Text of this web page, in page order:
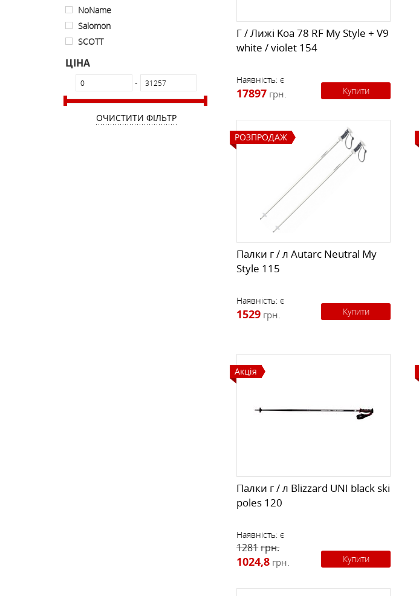
NoName
Salomon
SCOTT
ЦІНА
-
ОЧИСТИТИ ФІЛЬТР
Г / Лижі Koa 78 RF My Style + V9
white / violet 154
Наявність: є
17897 грн. Купити
РОЗПРОДАЖ
Палки г / л Autarc Neutral My
Style 115
Наявність: є
1529 грн. Купити
Акція
Палки г / л Blizzard UNI black ski
poles 120
Наявність: є
1281грн.
1024,8 грн. Купити